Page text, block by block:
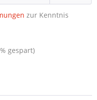
zur Kenntnis
gespart)